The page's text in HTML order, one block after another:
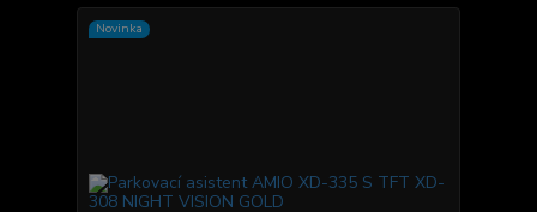
Novinka